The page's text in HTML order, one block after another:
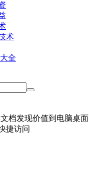
术
全
档发现价值到电脑桌面
捷访问